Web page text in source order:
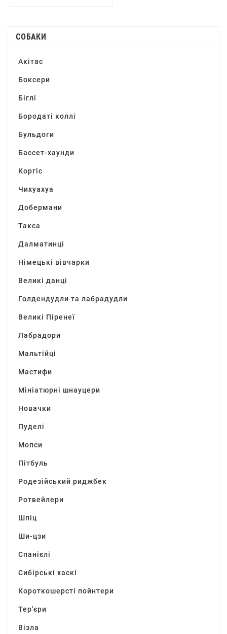
СОБАКИ
Акітас
Боксери
Біглі
Бородаті коллі
Бульдоги
Бассет-хаунди
Коргіс
Чихуахуа
Добермани
Такса
Далматинці
Німецькі вівчарки
Великі данці
Голдендудли та лабрадудли
Великі Піренеї
Лабрадори
Мальтійці
Мастифи
Мініатюрні шнауцери
Новачки
Пуделі
Мопси
Пітбуль
Родезійський риджбек
Ротвейлери
Шпіц
Ши-цзи
Спанієлі
Сибірські хаскі
Короткошерсті пойнтери
Тер'єри
Візла